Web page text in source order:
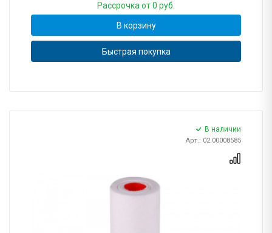
Рассрочка от 0 руб.
В корзину
Быстрая покупка
В наличии
Арт.: 02.00008585